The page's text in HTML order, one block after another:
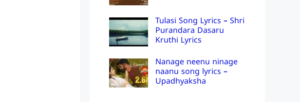
Tulasi Song Lyrics – Shri
Purandara Dasaru
Kruthi Lyrics
Nanage neenu ninage
naanu song lyrics –
Upadhyaksha